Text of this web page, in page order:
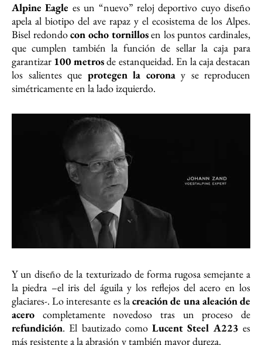
Alpine Eagle es un “nuevo” reloj deportivo cuyo diseño
apela al biotipo del ave rapaz y el ecosistema de los Alpes.
Bisel redondocon ocho tornillosen los puntos cardinales,
que cumplen también la función de sellar la caja para
garantizar 100 metrosde estanqueidad. En la caja destacan
los salientes que protegen la coronay se reproducen
simétricamente en la lado izquierdo.
Y un diseño de la texturizado de forma rugosa semejante a
la piedra –el iris del águila y los reflejos del acero en los
glaciares-. Lo interesante es lacreación de una aleación de
acero completamente novedoso tras un proceso de
refundición. El bautizado comoLucent Steel A223 es
más resistente a la abrasión y también mayor dureza.